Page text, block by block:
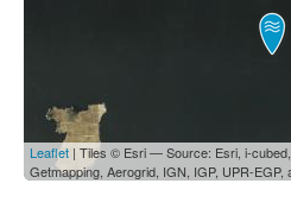
Leaflet | Tiles © Esri — Source: Esri, i-
Getmapping, Aerogrid, IGN, IGP, UPR-